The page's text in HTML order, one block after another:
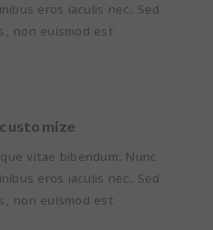
eros iaculis nec. Sed
non euismod est.
vitae bibendum. Nunc
eros iaculis nec. Sed
non euismod est.